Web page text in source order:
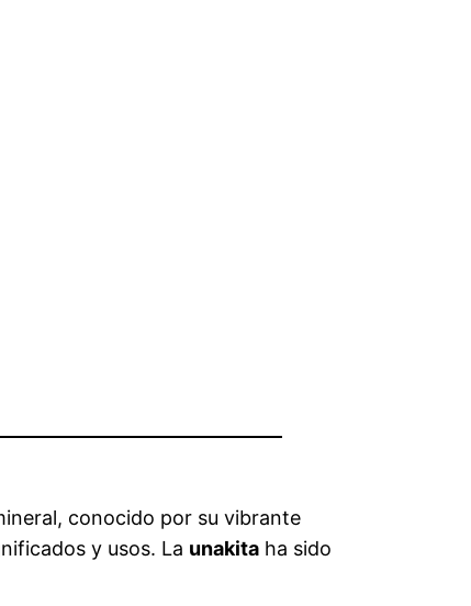
conocido por su vibrante
y usos. La unakita ha sido